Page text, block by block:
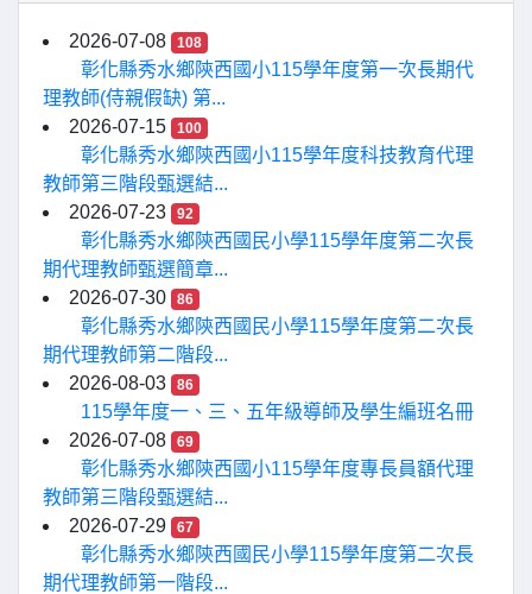
2026-07-08 108
彰化縣秀水鄉陝西國小115學年度第一次長期代
理教師(侍親假缺) 第...
2026-07-15
100
彰化縣秀水鄉陝西國小115學年度科技教育代理
教師第三階段甄選結...
2026-07-23
92
彰化縣秀水鄉陝西國民小學115學年度第二次長
期代理教師甄選簡章...
2026-07-30
86
彰化縣秀水鄉陝西國民小學115學年度第二次長
期代理教師第二階段...
2026-08-03
86
115學年度一、三、五年級導師及學生編班名冊
2026-07-08
69
彰化縣秀水鄉陝西國小115學年度專長員額代理
教師第三階段甄選結...
2026-07-29
67
彰化縣秀水鄉陝西國民小學115學年度第二次長
期代理教師第一階段...